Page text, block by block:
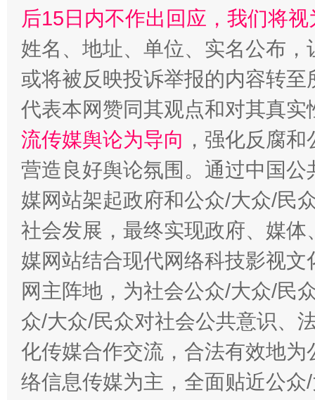
后15日内不作出回应，我们将
姓名、地址、单位、实名公布
或将被反映投诉举报的内容转
代表本网赞同其观点和对其真实
流传媒舆论为导向 ，强化反腐
营造良好舆论氛围。通过中国
媒网站架起政府和公众/大众/民
社会发展，最终实现政府、媒
媒网站结合现代网络科技影视
网主阵地，为社会公众/大众/民
众/大众/民众对社会公共意识、
化传媒合作交流，合法有效地
络信息传媒为主，全面贴近公